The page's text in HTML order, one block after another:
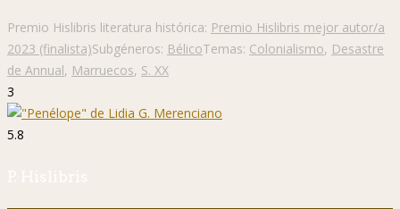
Premio Hislibris literatura histórica: Premio Hislibris mejor autor/a
2023 (finalista)Subgéneros: BélicoTemas: Colonialismo, Desastre
de Annual, Marruecos, S. XX
3
5.8
P. Hislibris